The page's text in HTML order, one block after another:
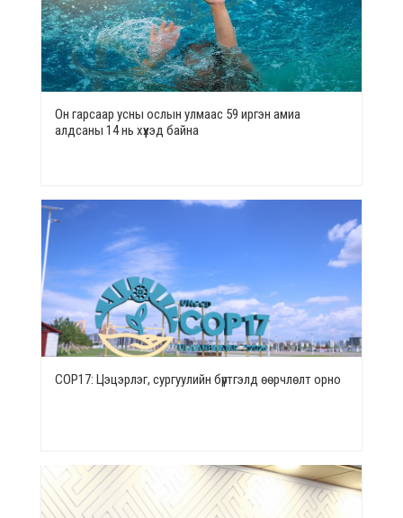
Он гарсаар усны ослын улмаас 59 иргэн амиа
алдсаны 14 нь хүүхэд байна
СОР17: Цэцэрлэг, сургуулийн бүртгэлд өөрчлөлт орно